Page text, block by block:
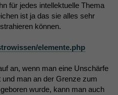
für jedes intellektuelle Thema
ist ja das sie alles sehr
können.
elemente.php
an, wenn man eine Unschärfe
man an der Grenze zum
wurde, kann man auch